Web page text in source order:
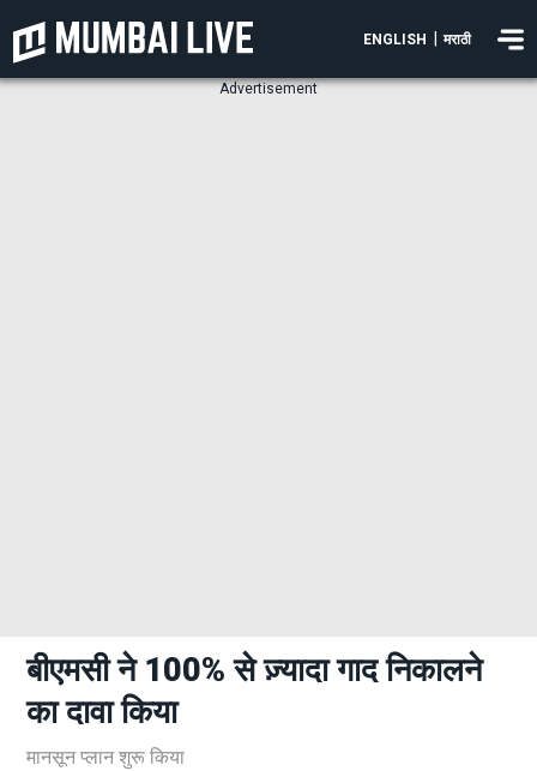
ENGLISH मराठी
Advertisement
बीएमसी ने 100% से ज़्यादा गाद निकालने
का दावा किया
मानसून प्लान शुरू किया